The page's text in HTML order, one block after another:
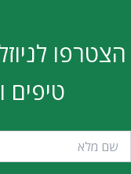
הצטרפו
טיפים